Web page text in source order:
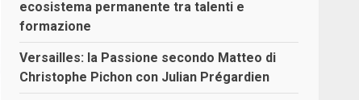
ecosistema permanente tra talenti e
formazione
Versailles: la Passione secondo Matteo di
Christophe Pichon con Julian Prégardien